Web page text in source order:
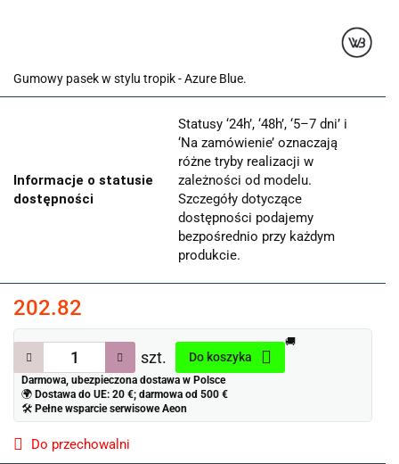
Gumowy pasek w stylu tropik - Azure Blue.
Informacje o statusie
dostępności
Statusy ‘24h’, ‘48h’, ‘5–7 dni’ i
‘Na zamówienie’ oznaczają
różne tryby realizacji w
zależności od modelu.
Szczegóły dotyczące
dostępności podajemy
bezpośrednio przy każdym
produkcie.
202.82
szt. Do koszyka
🚚
Darmowa, ubezpieczona dostawa w Polsce
🌍 Dostawa do UE: 20 €; darmowa od 500 €
🛠 Pełne wsparcie serwisowe Aeon
Do przechowalni